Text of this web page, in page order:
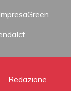
Redazione